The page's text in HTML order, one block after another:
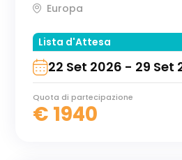
Europa
Lista d'Attesa
22 Set 2026 - 29 Set
Quota di partecipazione
€ 1940